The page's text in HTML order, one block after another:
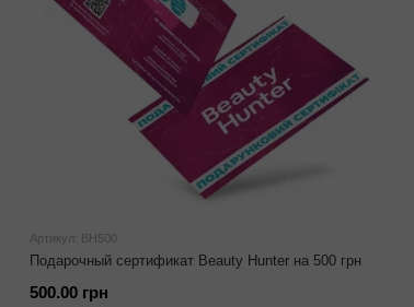
Артикул: BH500
Подарочный сертификат Beauty Hunter на 500 грн
500.00 грн